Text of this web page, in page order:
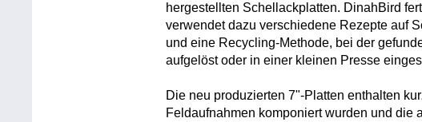
hergestellten Schellackplatten. DinahBird
verwendet dazu verschiedene Rezepte auf
und eine Recycling-Methode, bei der
aufgelöst oder in einer kleinen Presse
Die neu produzierten 7"-Platten enthalten
Feldaufnahmen komponiert wurden und die